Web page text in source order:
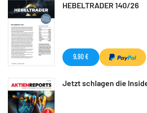
HEBELTRADER 140/26
9,90 €
Jetzt schlagen die